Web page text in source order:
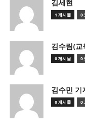
김세현
1 게시물 0
김수림(교
0 게시물 0
김수민 기
0 게시물 0